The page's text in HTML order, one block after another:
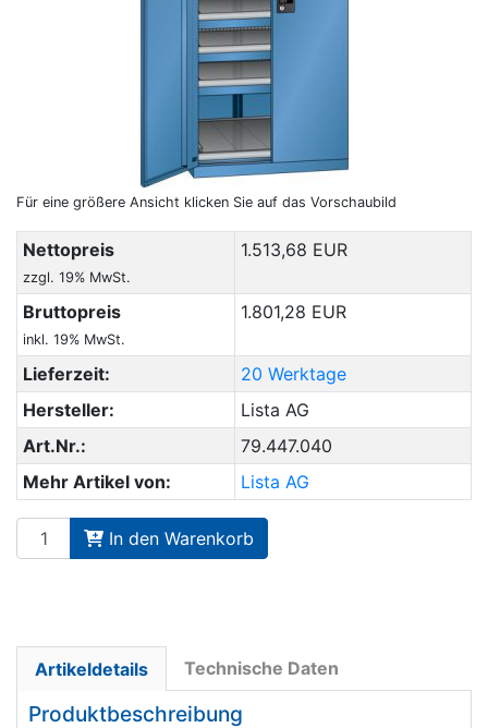
Für eine größere Ansicht klicken Sie auf das Vorschaubild
Nettopreis
zzgl. 19% MwSt.
1.513,68 EUR
Bruttopreis
inkl. 19% MwSt.
1.801,28 EUR
Lieferzeit:
20 Werktage
Hersteller:
Lista AG
Art.Nr.:
79.447.040
Mehr Artikel von:
Lista AG
In den Warenkorb
Artikeldetails Technische Daten
Produktbeschreibung